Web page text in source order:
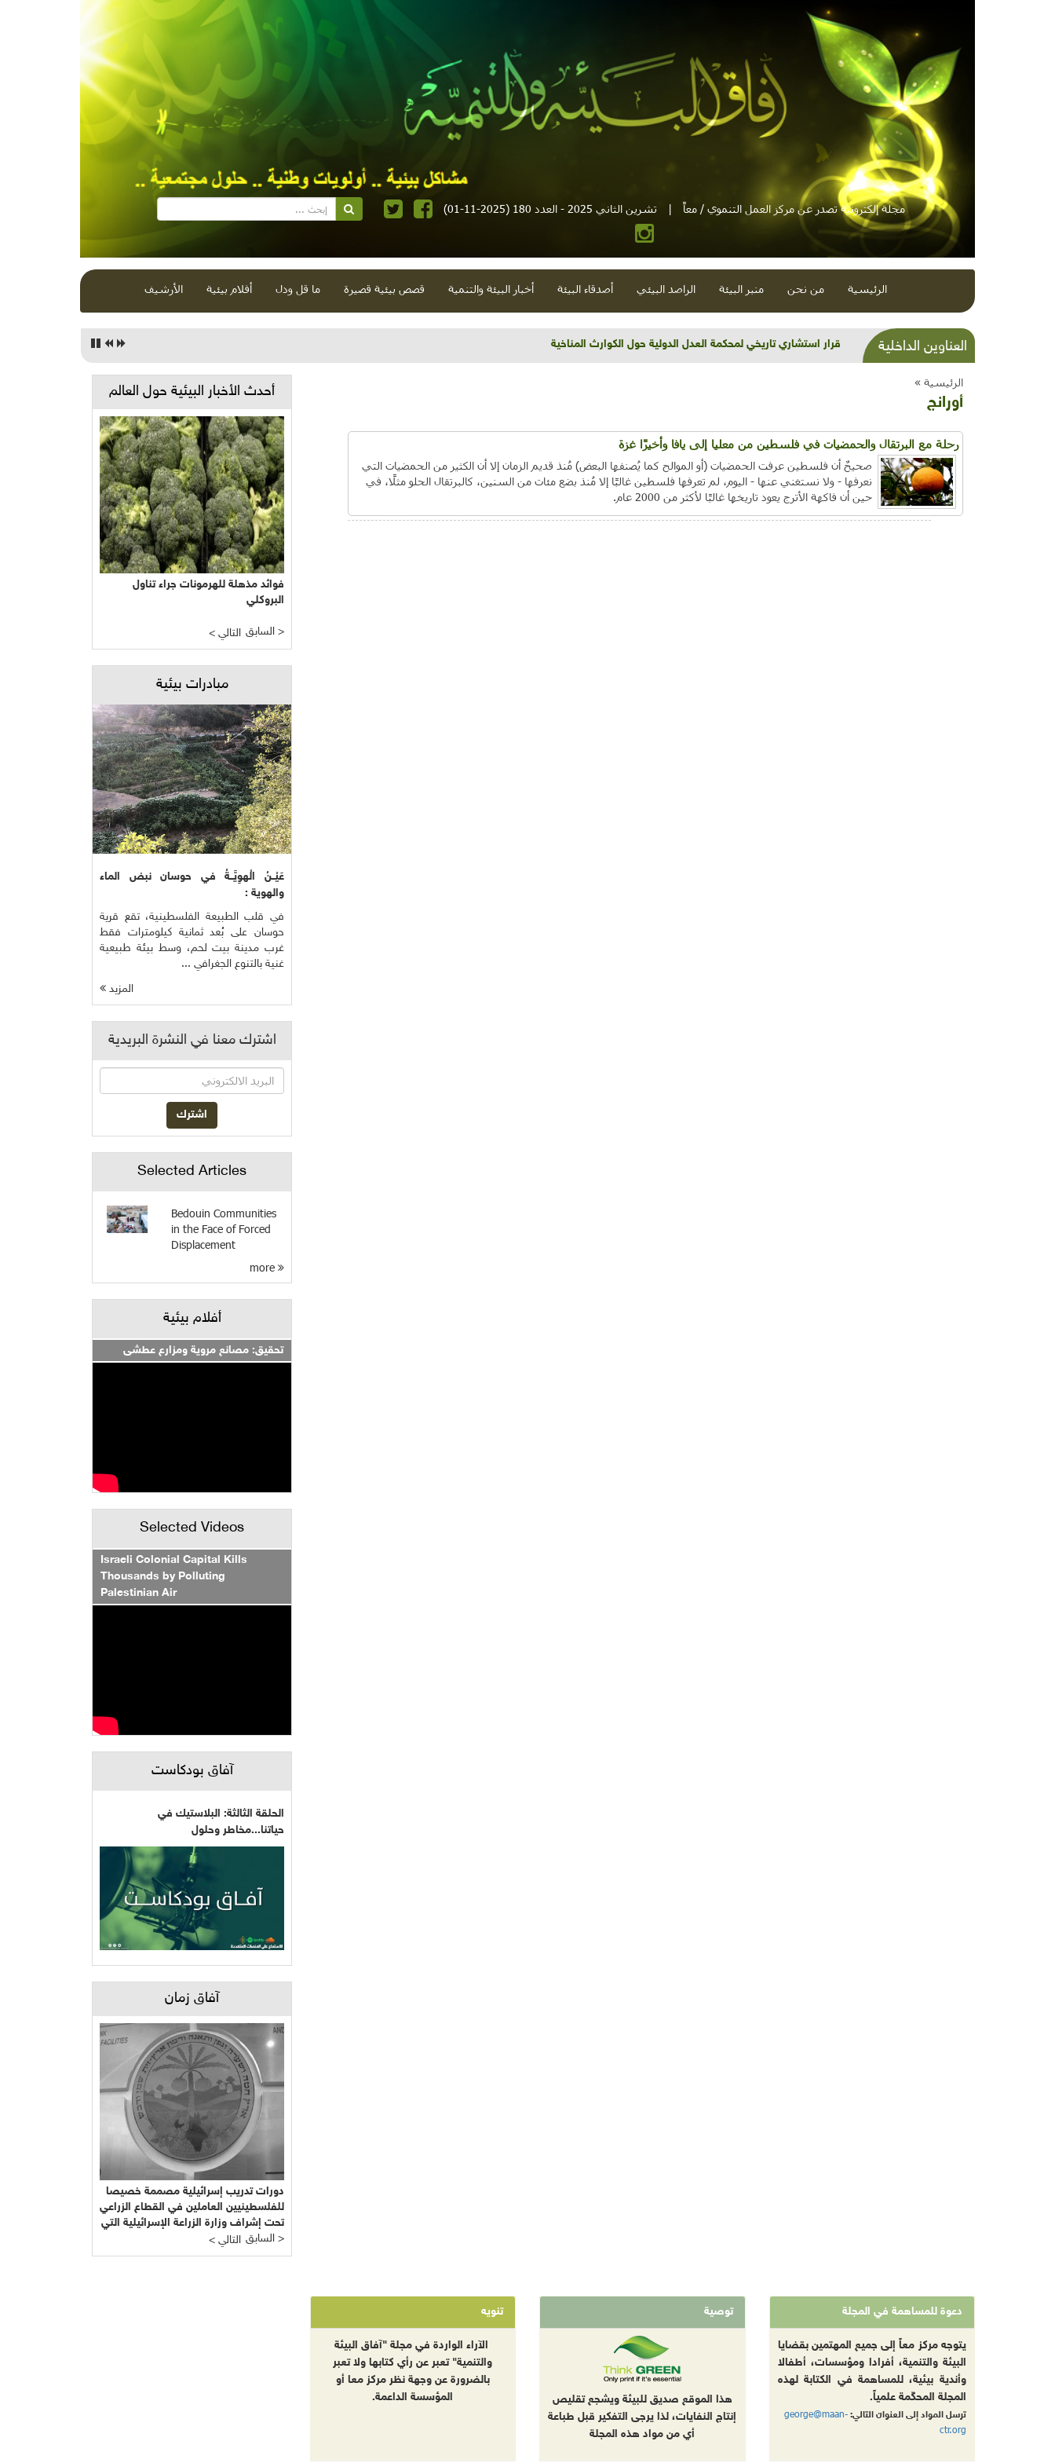
مجلة إلكترونية تصدر عن مركز العمل التنموي / معاً | تشرين الثاني 2025 - العدد 180 (2025-11-01)
الرئيسية من نحن منبر البيئة الراصد البيئي أصدقاء البيئة أخبار البيئة والتنمية قصص بيئية قصيرة ما قل ودل أفلام بيئية الأرشيف
العناوين الداخلية شذرات بيئية وتنموية...بنية تحتية وحلويات قبيحة وحاكورة ونوبل وزيتون و"سيباط"
الرئيسية »
أورانج
رحلة مع البرتقال والحمضيات في فلسطين من معليا إلى يافا وأخيرًا غزة
صحيحٌ أن فلسطين عرفت الحمضيات (أو الموالح كما يُصنفها البعض) مُنذ قديم الزمان إلا أن الكثير من الحمضيات التي
نعرفها - ولا نستغني عنها - اليوم، لم تعرفها فلسطين غالبًا إلا مُنذ بضع مئات من السنين، كالبرتقال الحلو مثلًا، في
حين أن فاكهة الأترج يعود تاريخها غالبًا لأكثر من 2000 عام.
أحدث الأخبار البيئية حول العالم
فوائد مذهلة للهرمونات جراء تناول
البروكلي
< التالي السابق >
مبادرات بيئية
عَيْــنُ الْهوِيَّــةُ في حوسان نبض الماء
والهوية :
في قلب الطبيعة الفلسطينية، تقع قرية
حوسان على بُعد ثمانية كيلومترات فقط
غرب مدينة بيت لحم، وسط بيئة طبيعية
غنية بالتنوع الجغرافي ...
المزيد
اشترك معنا في النشرة البريدية
Selected Articles
Bedouin Communities
in the Face of Forced
Displacement
أفلام بيئية
تحقيق: مصانع مروية ومزارع عطشى
Selected Videos
Israeli Colonial Capital Kills
Thousands by Polluting
Palestinian Air
آفاق بودكاست
الحلقة الثالثة: البلاستيك في
حياتنا...مخاطر وحلول
آفاق زمان
دورات تدريب إسرائيلية مصممة خصيصا
للفلسطينيين العاملين في القطاع الزراعي
تحت إشراف وزارة الزراعة الإسرائيلية التي
يرأسها يائير شَمِير نائب ليبرمان رئيس
"إسرائيل بيتنا"!!!
< التالي السابق >
دعوة للمساهمة في المجلة
يتوجه مركز معاً إلى جميع المهتمين بقضايا
البيئة والتنمية، أفرادا ومؤسسات، أطفالا
وأندية بيئية، للمساهمة في الكتابة لهذه
المجلة المحكّمة علمياً.
ترسل المواد إلى العنوان التالي:george@maan-
ctr.org
توصية
هذا الموقع صديق للبيئة ويشجع تقليص
إنتاج النفايات، لذا يرجى التفكير قبل طباعة
أي من مواد هذه المجلة
تنويه
الآراء الواردة في مجلة "آفاق البيئة
والتنمية" تعبر عن رأي كتابها ولا تعبر
بالضرورة عن وجهة نظر مركز معا أو
المؤسسة الداعمة.